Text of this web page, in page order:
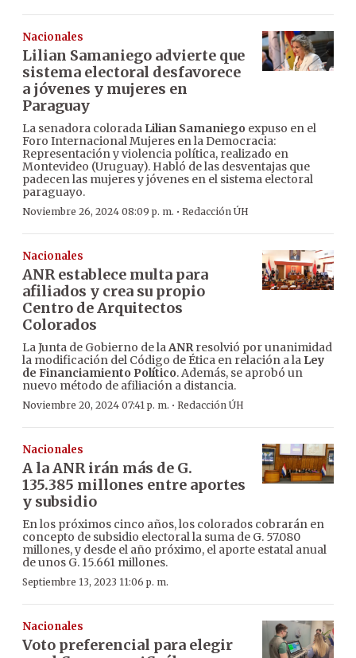
Nacionales
Lilian Samaniego advierte que
sistema electoral desfavorece
a jóvenes y mujeres en
Paraguay
La senadora colorada Lilian Samaniego expuso en el
Foro Internacional Mujeres en la Democracia:
Representación y violencia política, realizado en
Montevideo (Uruguay). Habló de las desventajas que
padecen las mujeres y jóvenes en el sistema electoral
paraguayo.
Noviembre 26, 2024 08:09 p. m. · Redacción ÚH
Nacionales
ANR establece multa para
afiliados y crea su propio
Centro de Arquitectos
Colorados
La Junta de Gobierno de laANRresolvió por unanimidad
la modificación del Código de Ética en relación a la Ley
de Financiamiento Político. Además, se aprobó un
nuevo método de afiliación a distancia.
Noviembre 20, 2024 07:41 p. m. · Redacción ÚH
Nacionales
A la ANR irán más de G.
135.385 millones entre aportes
y subsidio
En los próximos cinco años, los colorados cobrarán en
concepto de subsidio electoral la suma de G. 57.080
millones, y desde el año próximo, el aporte estatal anual
de unos G. 15.661 millones.
Septiembre 13, 2023 11:06 p. m.
Nacionales
Voto preferencial para elegir